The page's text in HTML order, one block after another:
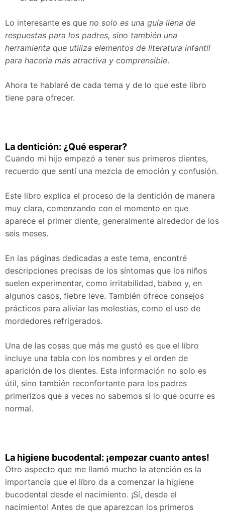
Lo interesante es que no solo es una guía llena de
respuestas para los padres, sino también una
herramienta que utiliza elementos de literatura infantil
para hacerla más atractiva y comprensible.
Ahora te hablaré de cada tema y de lo que este libro
tiene para ofrecer.
La dentición: ¿Qué esperar?
Cuando mi hijo empezó a tener sus primeros dientes,
recuerdo que sentí una mezcla de emoción y confusión.
Este libro explica el proceso de la dentición de manera
muy clara, comenzando con el momento en que
aparece el primer diente, generalmente alrededor de los
seis meses.
En las páginas dedicadas a este tema, encontré
descripciones precisas de los síntomas que los niños
suelen experimentar, como irritabilidad, babeo y, en
algunos casos, fiebre leve. También ofrece consejos
prácticos para aliviar las molestias, como el uso de
mordedores refrigerados.
Una de las cosas que más me gustó es que el libro
incluye una tabla con los nombres y el orden de
aparición de los dientes. Esta información no solo es
útil, sino también reconfortante para los padres
primerizos que a veces no sabemos si lo que ocurre es
normal.
La higiene bucodental: ¡empezar cuanto antes!
Otro aspecto que me llamó mucho la atención es la
importancia que el libro da a comenzar la higiene
bucodental desde el nacimiento. ¡Sí, desde el
nacimiento! Antes de que aparezcan los primeros